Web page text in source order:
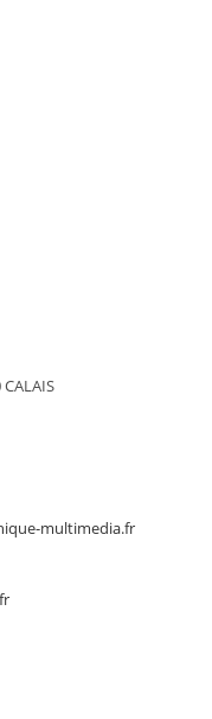
multimedia.frS’ouvre